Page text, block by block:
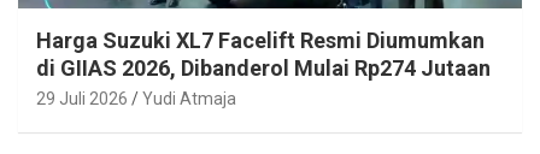
Harga Suzuki XL7 Facelift Resmi Diumumkan
di GIIAS 2026, Dibanderol Mulai Rp274 Jutaan
29 Juli 2026 Yudi Atmaja